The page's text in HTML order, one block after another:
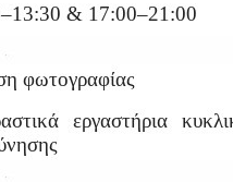
& 17:00–21:00
φωτογραφίας
εργαστήρια